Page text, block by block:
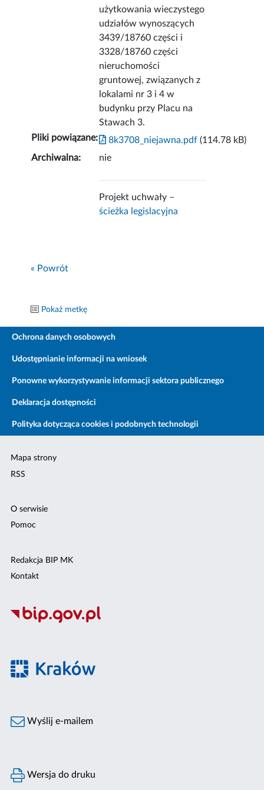
użytkowania wieczystego
udziałów wynoszących
3439/18760 części i
3328/18760 części
nieruchomości
gruntowej, związanych z
lokalami nr 3 i 4 w
budynku przy Placu na
Stawach 3.
Pliki powiązane: 8k3708_niejawna.pdf (114.78 kB)
Archiwalna:
nie
Projekt uchwały –
ścieżka legislacyjna
« Powrót
Pokaż metkę
Ochrona danych osobowych
Udostępnianie informacji na wniosek
Ponowne wykorzystywanie informacji sektora publicznego
Deklaracja dostępności
Polityka dotycząca cookies i podobnych technologii
Mapa strony
RSS
O serwisie
Pomoc
Redakcja BIP MK
Kontakt
Wyślij e-mailem
Wersja do druku